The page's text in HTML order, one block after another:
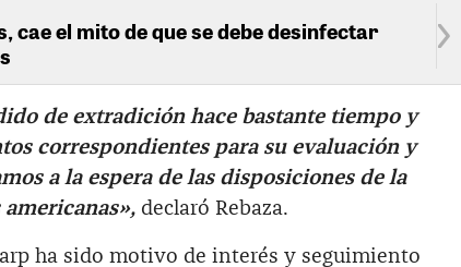
cae el mito de que se debe desinfectar
de extradición hace bastante tiempo y
correspondientes para su evaluación y
a la espera de las disposiciones de la
declaró Rebaza.
ha sido motivo de interés y seguimiento